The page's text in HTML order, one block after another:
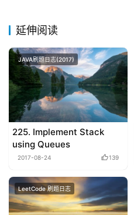
延伸阅读
JAVA刷题日志(2017)
225. Implement Stack
using Queues
2017-08-24 139
LeetCode 刷题日志